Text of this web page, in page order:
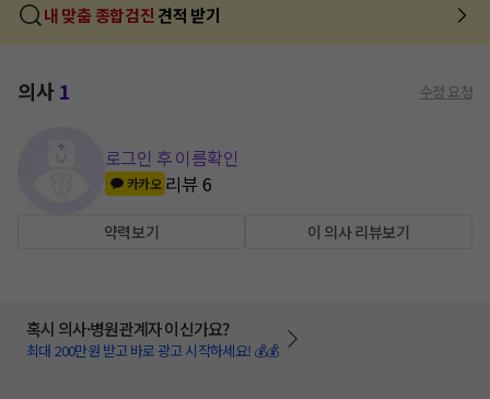
내 맞춤 종합검진 견적 받기
의사1 수정 요청
로그인 후 이름확인
카카오 리뷰6
약력보기 이 의사 리뷰보기
혹시 의사·병원관계자 이신가요?
최대 200만원 받고 바로 광고 시작하세요! 💰💰